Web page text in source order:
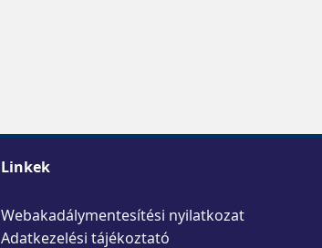
Linkek
Webakadálymentesítési nyilatkozat
Adatkezelési tájékoztató